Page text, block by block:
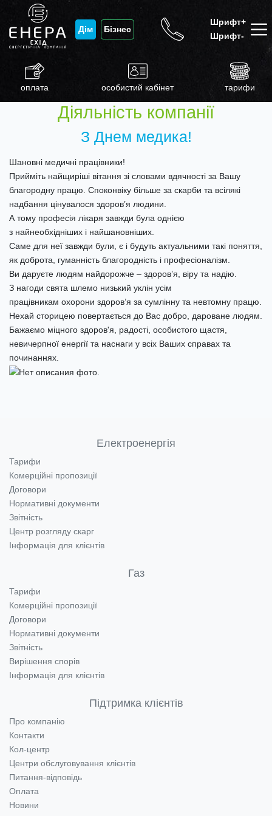
Дім Бізнес
Шрифт+
Шрифт-
оплата особистий кабінет тарифи
Діяльність компанії
З Днем медика!
Шановні медичні працівники!
Прийміть найщиріші вітання зі словами вдячності за Вашу
благородну працю. Споконвіку більше за скарби та всілякі
надбання цінувалося здоров’я людини.
А тому професія лікаря завжди була однією
з найнеобхідніших і найшановніших.
Саме для неї завжди були, є і будуть актуальними такі поняття,
як доброта, гуманність благородність і професіоналізм.
Ви даруєте людям найдорожче – здоров’я, віру та надію.
З нагоди свята шлемо низький уклін усім
працівникам охорони здоров’я за сумлінну та невтомну працю.
Нехай сторицею повертається до Вас добро, дароване людям.
Бажаємо міцного здоров'я, радості, особистого щастя,
невичерпної енергії та наснаги у всіх Ваших справах та
починаннях.
Електроенергія
Тарифи
Комерційні пропозиції
Договори
Нормативні документи
Звітність
Центр розгляду скарг
Інформація для клієнтів
Газ
Тарифи
Комерційні пропозиції
Договори
Нормативні документи
Звітність
Вирішення спорів
Інформація для клієнтів
Підтримка клієнтів
Про компанію
Контакти
Кол-центр
Центри обслуговування клієнтів
Питання-відповідь
Оплата
Новини